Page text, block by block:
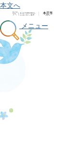
本文へ
メニュー